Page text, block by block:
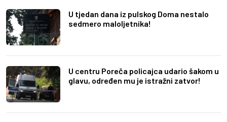
U tjedan dana iz pulskog Doma nestalo
sedmero maloljetnika!
U centru Poreča policajca udario šakom u
glavu, određen mu je istražni zatvor!